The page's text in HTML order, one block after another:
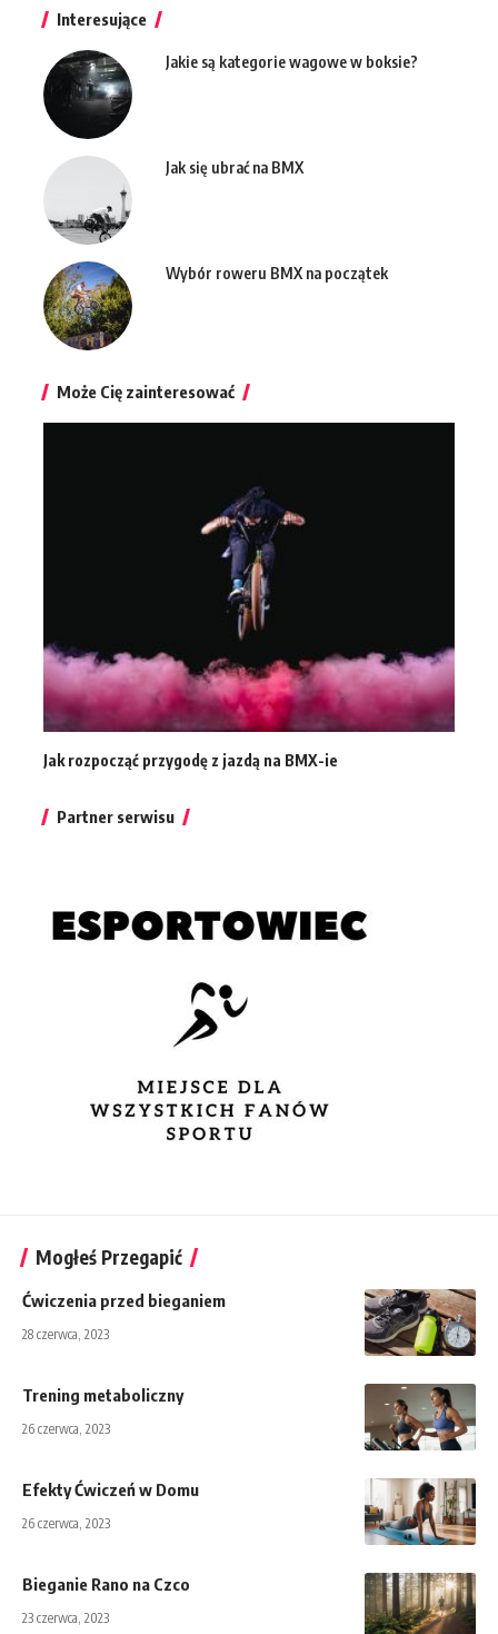
Interesujące
Jakie są kategorie wagowe w boksie?
Jak się ubrać na BMX
Wybór roweru BMX na początek
Może Cię zainteresować
Jak rozpocząć przygodę z jazdą na BMX-ie
Partner serwisu
Mogłeś Przegapić
Ćwiczenia przed bieganiem
28 czerwca, 2023
Trening metaboliczny
26 czerwca, 2023
Efekty Ćwiczeń w Domu
26 czerwca, 2023
Bieganie Rano na Czco
23 czerwca, 2023